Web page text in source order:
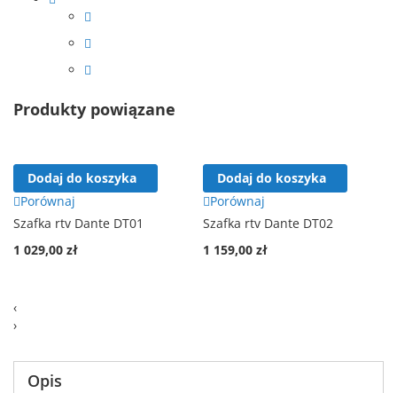
Produkty powiązane
Dodaj do koszyka
Porównaj
Szafka rtv Dante DT01
1 029,00 zł
Dodaj do koszyka
Porównaj
Szafka rtv Dante DT02
1 159,00 zł
‹
›
Opis